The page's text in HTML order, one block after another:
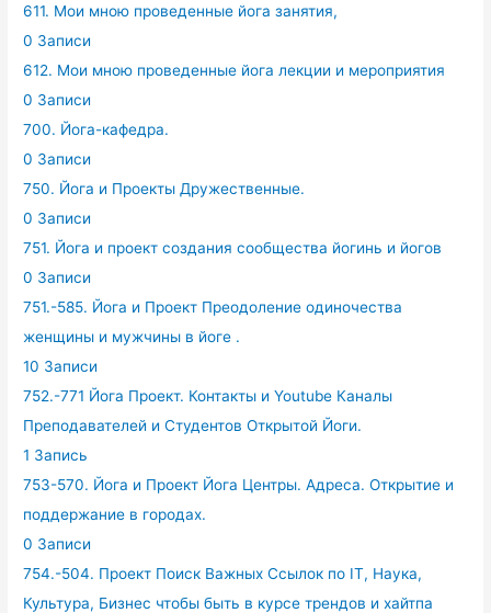
611. Мои мною проведенные йога занятия,
0 Записи
612. Мои мною проведенные йога лекции и мероприятия
0 Записи
700. Йога-кафедра.
0 Записи
750. Йога и Проекты Дружественные.
0 Записи
751. Йога и проект создания сообщества йогинь и йогов
0 Записи
751.-585. Йога и Проект Преодоление одиночества
женщины и мужчины в йоге .
10 Записи
752.-771 Йога Проект. Контакты и Youtube Каналы
Преподавателей и Студентов Открытой Йоги.
1 Запись
753-570. Йога и Проект Йога Центры. Адреса. Открытие и
поддержание в городах.
0 Записи
754.-504. Проект Поиск Важных Ссылок по IT, Наука,
Культура, Бизнес чтобы быть в курсе трендов и хайтпа